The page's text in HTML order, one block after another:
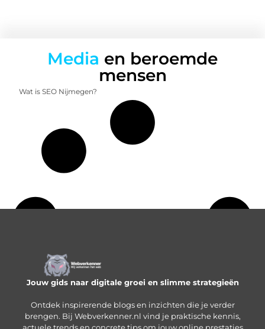
Media en beroemde
mensen
Wat is SEO Nijmegen?
Jouw gids naar digitale groei en slimme strategieën
Ontdek inspirerende blogs en inzichten die je verder
brengen. Bij Webverkenner.nl vind je praktische kennis,